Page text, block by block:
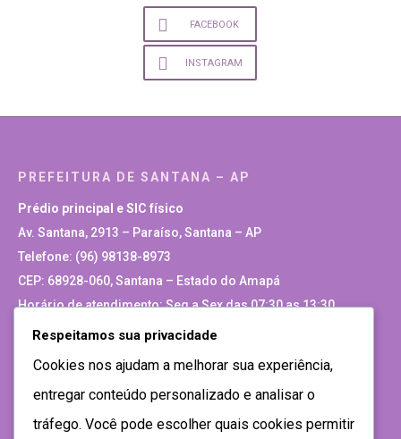
FACEBOOK
INSTAGRAM
PREFEITURA DE SANTANA – AP
Prédio principal e SIC físico
Av. Santana, 2913 – Paraíso, Santana – AP
Telefone: (96) 98138-8973
CEP: 68928-060, Santana – Estado do Amapá
Horário de atendimento: Seg a Sex das 07:30 as 13:30
Site Antigo
Respeitamos sua privacidade
Cookies nos ajudam a melhorar sua experiência,
entregar conteúdo personalizado e analisar o
tráfego. Você pode escolher quais cookies permitir